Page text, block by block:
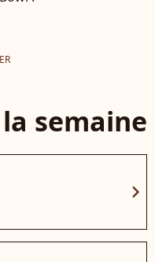
semaine
chevron_right